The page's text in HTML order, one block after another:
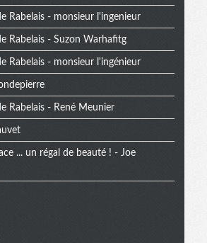
Rabelais - monsieur l'ingenieur
Rabelais - Suzon Warhafitg
Rabelais - monsieur l'ingénieur
Rabelais - René Meunier
... un régal de beauté ! - Joe